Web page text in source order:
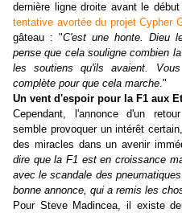
dernière ligne droite avant le
tentative avortée du projet Cypher
gâteau : "C'est une honte. Dieu
pense que cela souligne combien
les soutiens qu'ils avaient.
complète pour que cela marche."
Un vent d'espoir pour la F1 aux
Cependant, l'annonce d'un
semble provoquer un intérêt
des miracles dans un avenir
dire que la F1 est en croissance
avec le scandale des
bonne annonce, qui a remis les
Pour Steve Madincea, il existe